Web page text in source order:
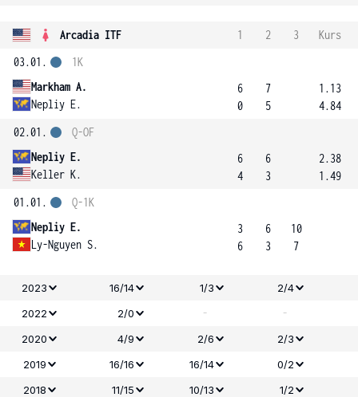
Arcadia ITF 1 2 3
Kurs
03.01.
Markham A.
Nepliy E.
1K
6
0
7
5
1.13
4.84
02.01.
Nepliy E.
Keller K.
Q-OF
6
4
6
3
2.38
1.49
01.01.
Nepliy E.
Ly-Nguyen S.
Q-1K
3
6
6
3
10
7
2023 16/14 1/3
2/4
2022
2/0 - -
2020 4/9 2/6
2/3
2019
16/16 16/14
0/2
2018
11/15 10/13
1/2